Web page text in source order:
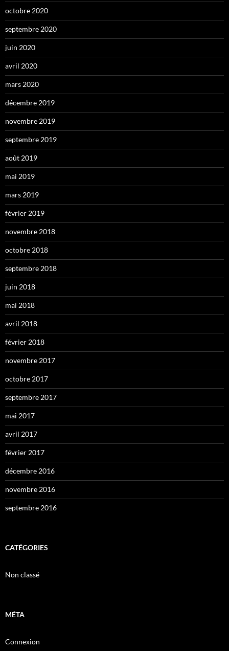
octobre 2020
septembre 2020
juin 2020
avril 2020
mars 2020
décembre 2019
novembre 2019
septembre 2019
août 2019
mai 2019
mars 2019
février 2019
novembre 2018
octobre 2018
septembre 2018
juin 2018
mai 2018
avril 2018
février 2018
novembre 2017
octobre 2017
septembre 2017
mai 2017
avril 2017
février 2017
décembre 2016
novembre 2016
septembre 2016
CATÉGORIES
Non classé
MÉTA
Connexion